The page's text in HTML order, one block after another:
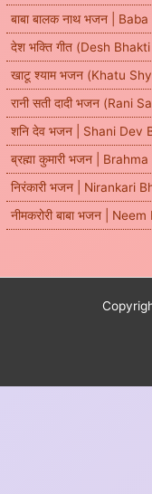
बाबा बालक नाथ भजन |
देश भक्ति गीत (Desh
खाटू श्याम भजन (Khatu
रानी सती दादी भजन (Rani
शनि देव भजन | Shani Dev
ब्रह्मा कुमारी भजन |
निरंकारी भजन | Nirankari
नीमकरोरी बाबा भजन |